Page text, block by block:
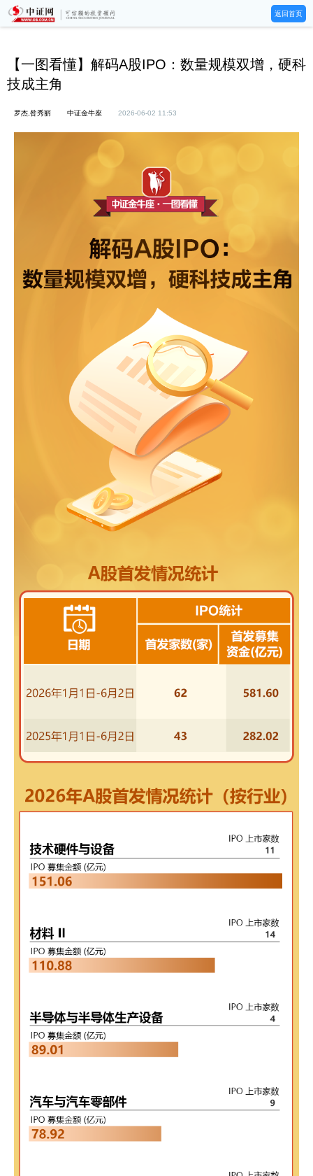
返回首页
【一图看懂】解码A股IPO：数量规模双增，硬科
技成主角
罗杰,昝秀丽 中证金牛座 2026-06-02 11:53